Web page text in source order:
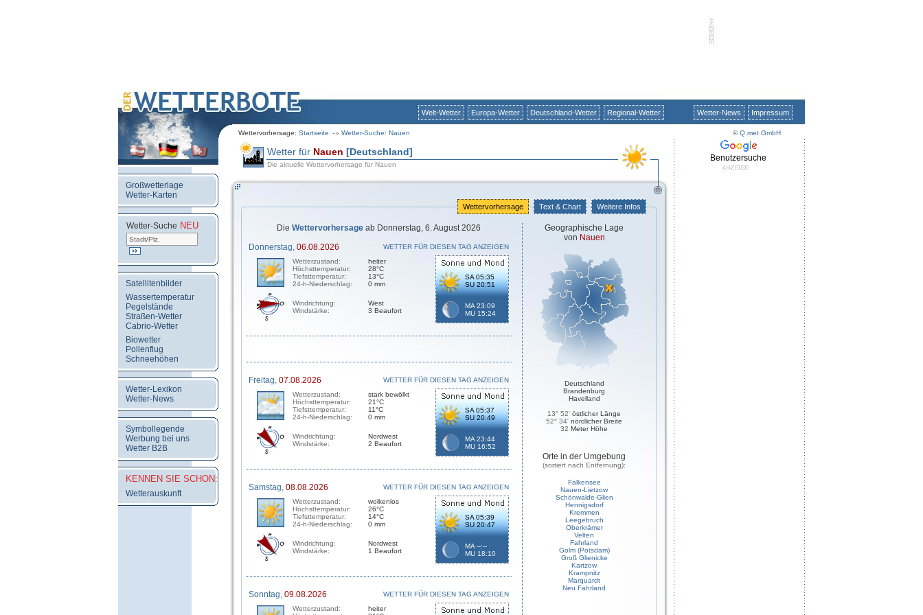
Welt-Wetter Europa-Wetter Deutschland-Wetter Regional-Wetter
Wettervorhersage: Startseite Wetter-Suche: Nauen
Wetter-News Impressum
©Q.met GmbH
Großwetterlage
Wetter-Karten
Wetter-Suche NEU
Satellitenbilder
Wassertemperatur
Pegelstände
Straßen-Wetter
Cabrio-Wetter
Biowetter
Pollenflug
Schneehöhen
Wetter-Lexikon
Wetter-News
Symbollegende
Werbung bei uns
Wetter B2B
KENNEN SIE SCHON:
Wetterauskunft
Wetter für Nauen [Deutschland]
Die aktuelle Wettervorhersage für Nauen
Wettervorhersage Text & Chart Weitere Infos
Die Wettervorhersage ab Donnerstag, 6. August 2026
Donnerstag, 06.08.2026
WETTER FÜR DIESEN TAG ANZEIGEN
Wetterzustand:
Höchsttemperatur:
Tiefsttemperatur:
24-h-Niederschlag:
heiter
28°C
13°C
0 mm
SA 05:35
SU 20:51
MA 23:09
MU 15:24
Windrichtung:
Windstärke:
West
3 Beaufort
Freitag, 07.08.2026
WETTER FÜR DIESEN TAG ANZEIGEN
Wetterzustand:
Höchsttemperatur:
Tiefsttemperatur:
24-h-Niederschlag:
stark bewölkt
21°C
11°C
0 mm
SA 05:37
SU 20:49
MA 23:44
MU 16:52
Windrichtung:
Windstärke:
Nordwest
2 Beaufort
Samstag, 08.08.2026
WETTER FÜR DIESEN TAG ANZEIGEN
Wetterzustand:
Höchsttemperatur:
Tiefsttemperatur:
24-h-Niederschlag:
wolkenlos
26°C
14°C
0 mm
SA 05:39
SU 20:47
MA --:--
MU 18:10
Windrichtung:
Windstärke:
Nordwest
1 Beaufort
Sonntag, 09.08.2026
WETTER FÜR DIESEN TAG ANZEIGEN
Wetterzustand:
heiter
Geographische Lage
von Nauen
Deutschland
Brandenburg
Havelland
13° 52' östlicher Länge
52° 34' nördlicher Breite
32 Meter Höhe
Orte in der Umgebung
(sortiert nach Entfernung):
Falkensee
Nauen-Lietzow
Schönwalde-Glien
Hennigsdorf
Kremmen
Leegebruch
Oberkrämer
Velten
Fahrland
Golm (Potsdam)
Groß Glienicke
Kartzow
Krampnitz
Marquardt
Neu Fahrland
Benutzersuche